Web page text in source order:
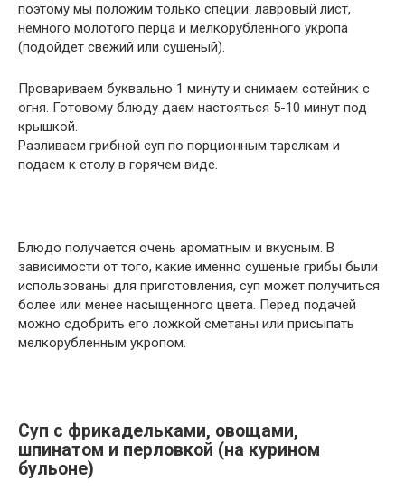
поэтому мы положим только специи: лавровый лист,
немного молотого перца и мелкорубленного укропа
(подойдет свежий или сушеный).
Провариваем буквально 1 минуту и снимаем сотейник с
огня. Готовому блюду даем настояться 5-10 минут под
крышкой.
Разливаем грибной суп по порционным тарелкам и
подаем к столу в горячем виде.
Блюдо получается очень ароматным и вкусным. В
зависимости от того, какие именно сушеные грибы были
использованы для приготовления, суп может получиться
более или менее насыщенного цвета. Перед подачей
можно сдобрить его ложкой сметаны или присыпать
мелкорубленным укропом.
Суп с фрикадельками, овощами,
шпинатом и перловкой (на курином
бульоне)